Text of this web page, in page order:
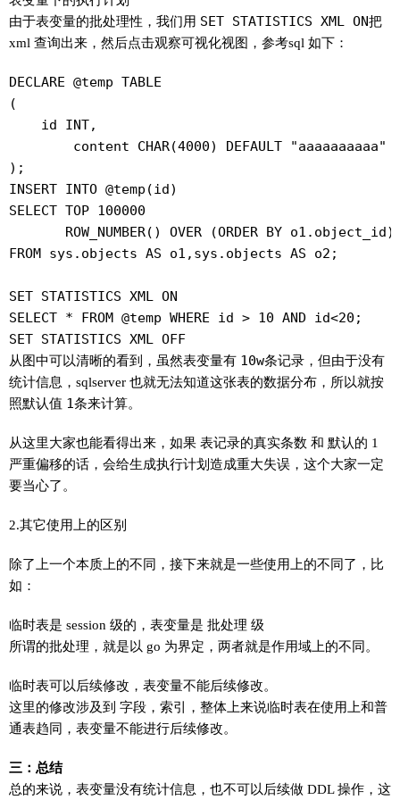
由于表变量的批处理性，我们用 SET STATISTICS XML ON把
xml 查询出来，然后点击观察可视化视图，参考sql 如下：
DECLARE @temp TABLE
(
    id INT,
);
INSERT INTO @temp(id)
SELECT TOP 100000
ROW_NUMBER() OVER (ORDER BY o1.object_id)
FROM sys.objects AS o1,sys.objects AS o2;
SET STATISTICS XML ON
SELECT * FROM @temp WHERE id > 10 AND id<20;
SET STATISTICS XML OFF
从图中可以清晰的看到，虽然表变量有 10w条记录，但由于没有
统计信息，sqlserver 也就无法知道这张表的数据分布，所以就按
照默认值 1条来计算。
从这里大家也能看得出来，如果 表记录的真实条数 和 默认的 1
严重偏移的话，会给生成执行计划造成重大失误，这个大家一定
要当心了。
2.其它使用上的区别
除了上一个本质上的不同，接下来就是一些使用上的不同了，比
如：
临时表是 session 级的，表变量是 批处理 级
所谓的批处理，就是以 go 为界定，两者就是作用域上的不同。
临时表可以后续修改，表变量不能后续修改。
这里的修改涉及到 字段，索引，整体上来说临时表在使用上和普
通表趋同，表变量不能进行后续修改。
三：总结
总的来说， 表变量没有统计信息，也不可以后续做 DDL 操作，这